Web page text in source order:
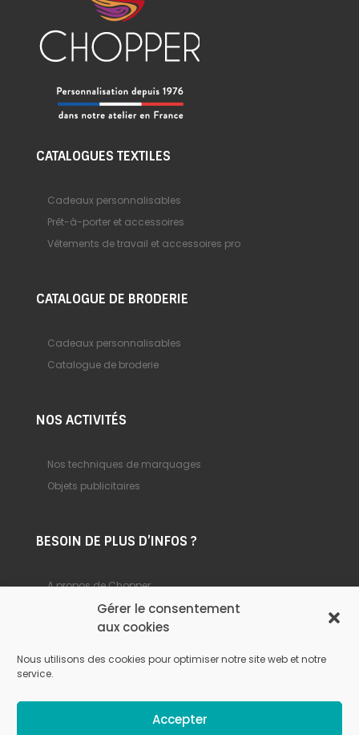
Gérer le consentement
aux cookies
Nous utilisons des cookies pour optimiser notre site web et notre
service.
Accepter
CATALOGUES TEXTILES
Cadeaux personnalisables
Prêt-à-porter et accessoires
Vêtements de travail et accessoires pro
CATALOGUE DE BRODERIE
Cadeaux personnalisables
Catalogue de broderie
NOS ACTIVITÉS
Nos techniques de marquages
Objets publicitaires
BESOIN DE PLUS D’INFOS ?
A propos de Chopper
Foire aux questions
Nous contacter
Mentions légales–